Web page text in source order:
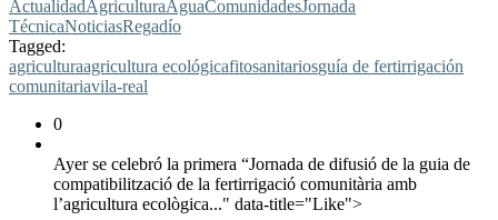
ActualidadAgriculturaAguaComunidadesJornada
TécnicaNoticiasRegadío
Tagged:
agriculturaagricultura ecológicafitosanitariosguía de fertirrigación
comunitariavila-real
0
Ayer se celebró la primera “Jornada de difusió de la guia de
compatibilització de la fertirrigació comunitària amb
l’agricultura ecològica..." data-title="Like">